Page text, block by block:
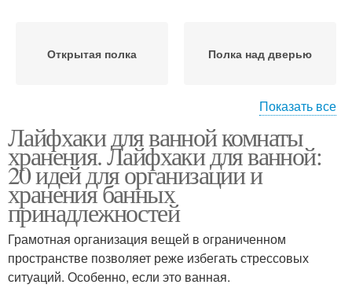
Открытая полка Полка над дверью
Настенные полки Настенная полка
Показать все
Лайфхаки для ванной комнаты
хранения. Лайфхаки для ванной:
20 идей для организации и
хранения банных
принадлежностей
Грамотная организация вещей в ограниченном
пространстве позволяет реже избегать стрессовых
ситуаций. Особенно, если это ванная.